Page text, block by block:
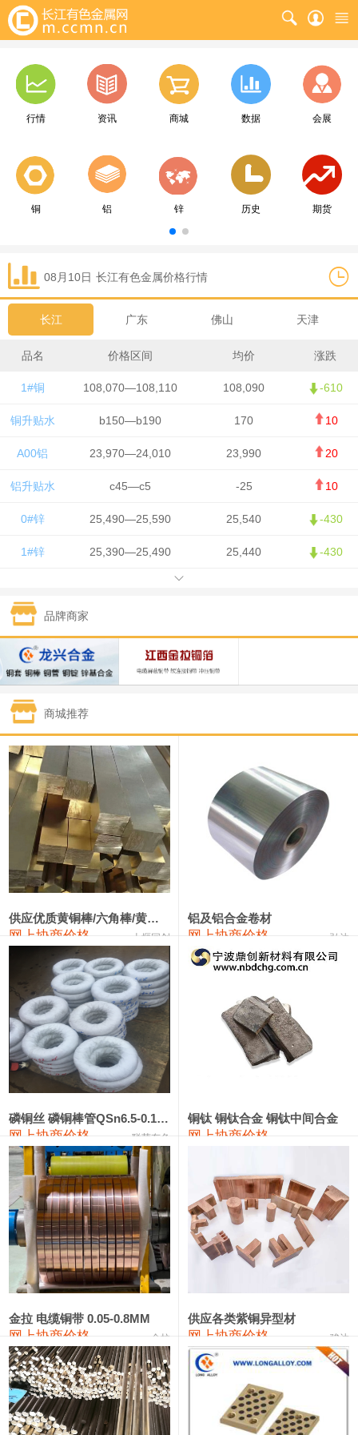
行情 资讯 商城 数据 会展
铜 铝 锌 历史 期货
08月10日 长江有色金属价格行情
长江 广东 佛山 天津
品名 价格区间 均价 涨跌
1#铜 108,070—108,110 108,090 -610
铜升贴水 b150—b190 170 10
A00铝 23,970—24,010 23,990 20
铝升贴水 c45—c5 -25 10
0#锌 25,490—25,590 25,540 -430
1#锌 25,390—25,490 25,440 -430
1#锡 426,500—428,500
1#镍 130,050—131,650
1#白银 15,405—15,415 15,410 305
钯金
1#钴 322,000—342,000
1#锑 90,000—96,000 93,000
2#锑 86,000—92,000 89,000 1,000
1#镁 17,000—18,000 17,500
1#电解锰(99.7%袋装) 18,000—18,200 18,100
1#电解锰 18,900—19,100 19,000
1#铬 60,000—82,000
3303#硅 10,300—10,500
2202#硅 14,100—14,300 14,200
441#硅 9,600—9,800 9,700
553#硅 9,300—9,500
金属硅553#-331# 10,100 0
漆包线 111,360—115,360 113,360
磷铜合金 110,200—117,000 113,600 -600
无氧铜丝(硬) 109,100—109,400 109,250
R410A专用紫铜管 113,090—113,090
铸造铝合金锭(A356.2) 24,300—24,700 24,500 0
铝合金ADC12 24,200—24,400
铸造铝合金锭(ZLD104) 24,300—24,500 24,400
品牌商家
商城推荐
供应优质黄铜棒/六角棒/黄铜方板
网上协商价格 十堰同创
铝及铝合金卷材
网上协商价格 弘达
磷铜丝 磷铜棒管QSn6.5-0.1 7-0.2 8-0.3
网上协商价格 联荣有色
铜钛 铜钛合金 铜钛中间合金
网上协商价格
金拉 电缆铜带 0.05-0.8MM
网上协商价格 金拉
供应各类紫铜异型材
网上协商价格 骏达